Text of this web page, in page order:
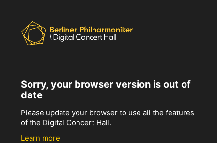
Sorry, your browser version is out of
date
Please update your browser to use all the features
of the Digital Concert Hall.
Learn more